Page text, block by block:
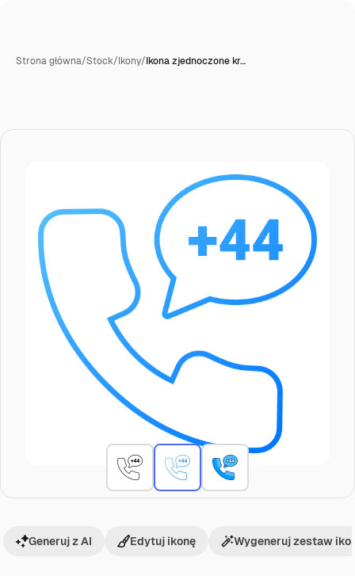
Strona główna/Stock/Ikony/Ikona zjednoczone kr…
Generuj z AI Edytuj ikonę Wygeneruj zestaw